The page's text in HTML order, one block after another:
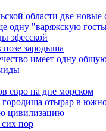
области две
одну "варяжскую
эфесской
зародыша
имеет одну
евро на дне морском
городища отырар в
цивилизацию
пор